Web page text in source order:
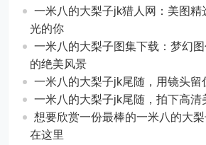
一米八的大梨子jk猎人网：美图精
光的你
一米八的大梨子图集下载：梦幻
的绝美风景
一米八的大梨子jk尾随，用镜头留
一米八的大梨子jk尾随，拍下高清
想要欣赏一份最棒的一米八的大
在这里